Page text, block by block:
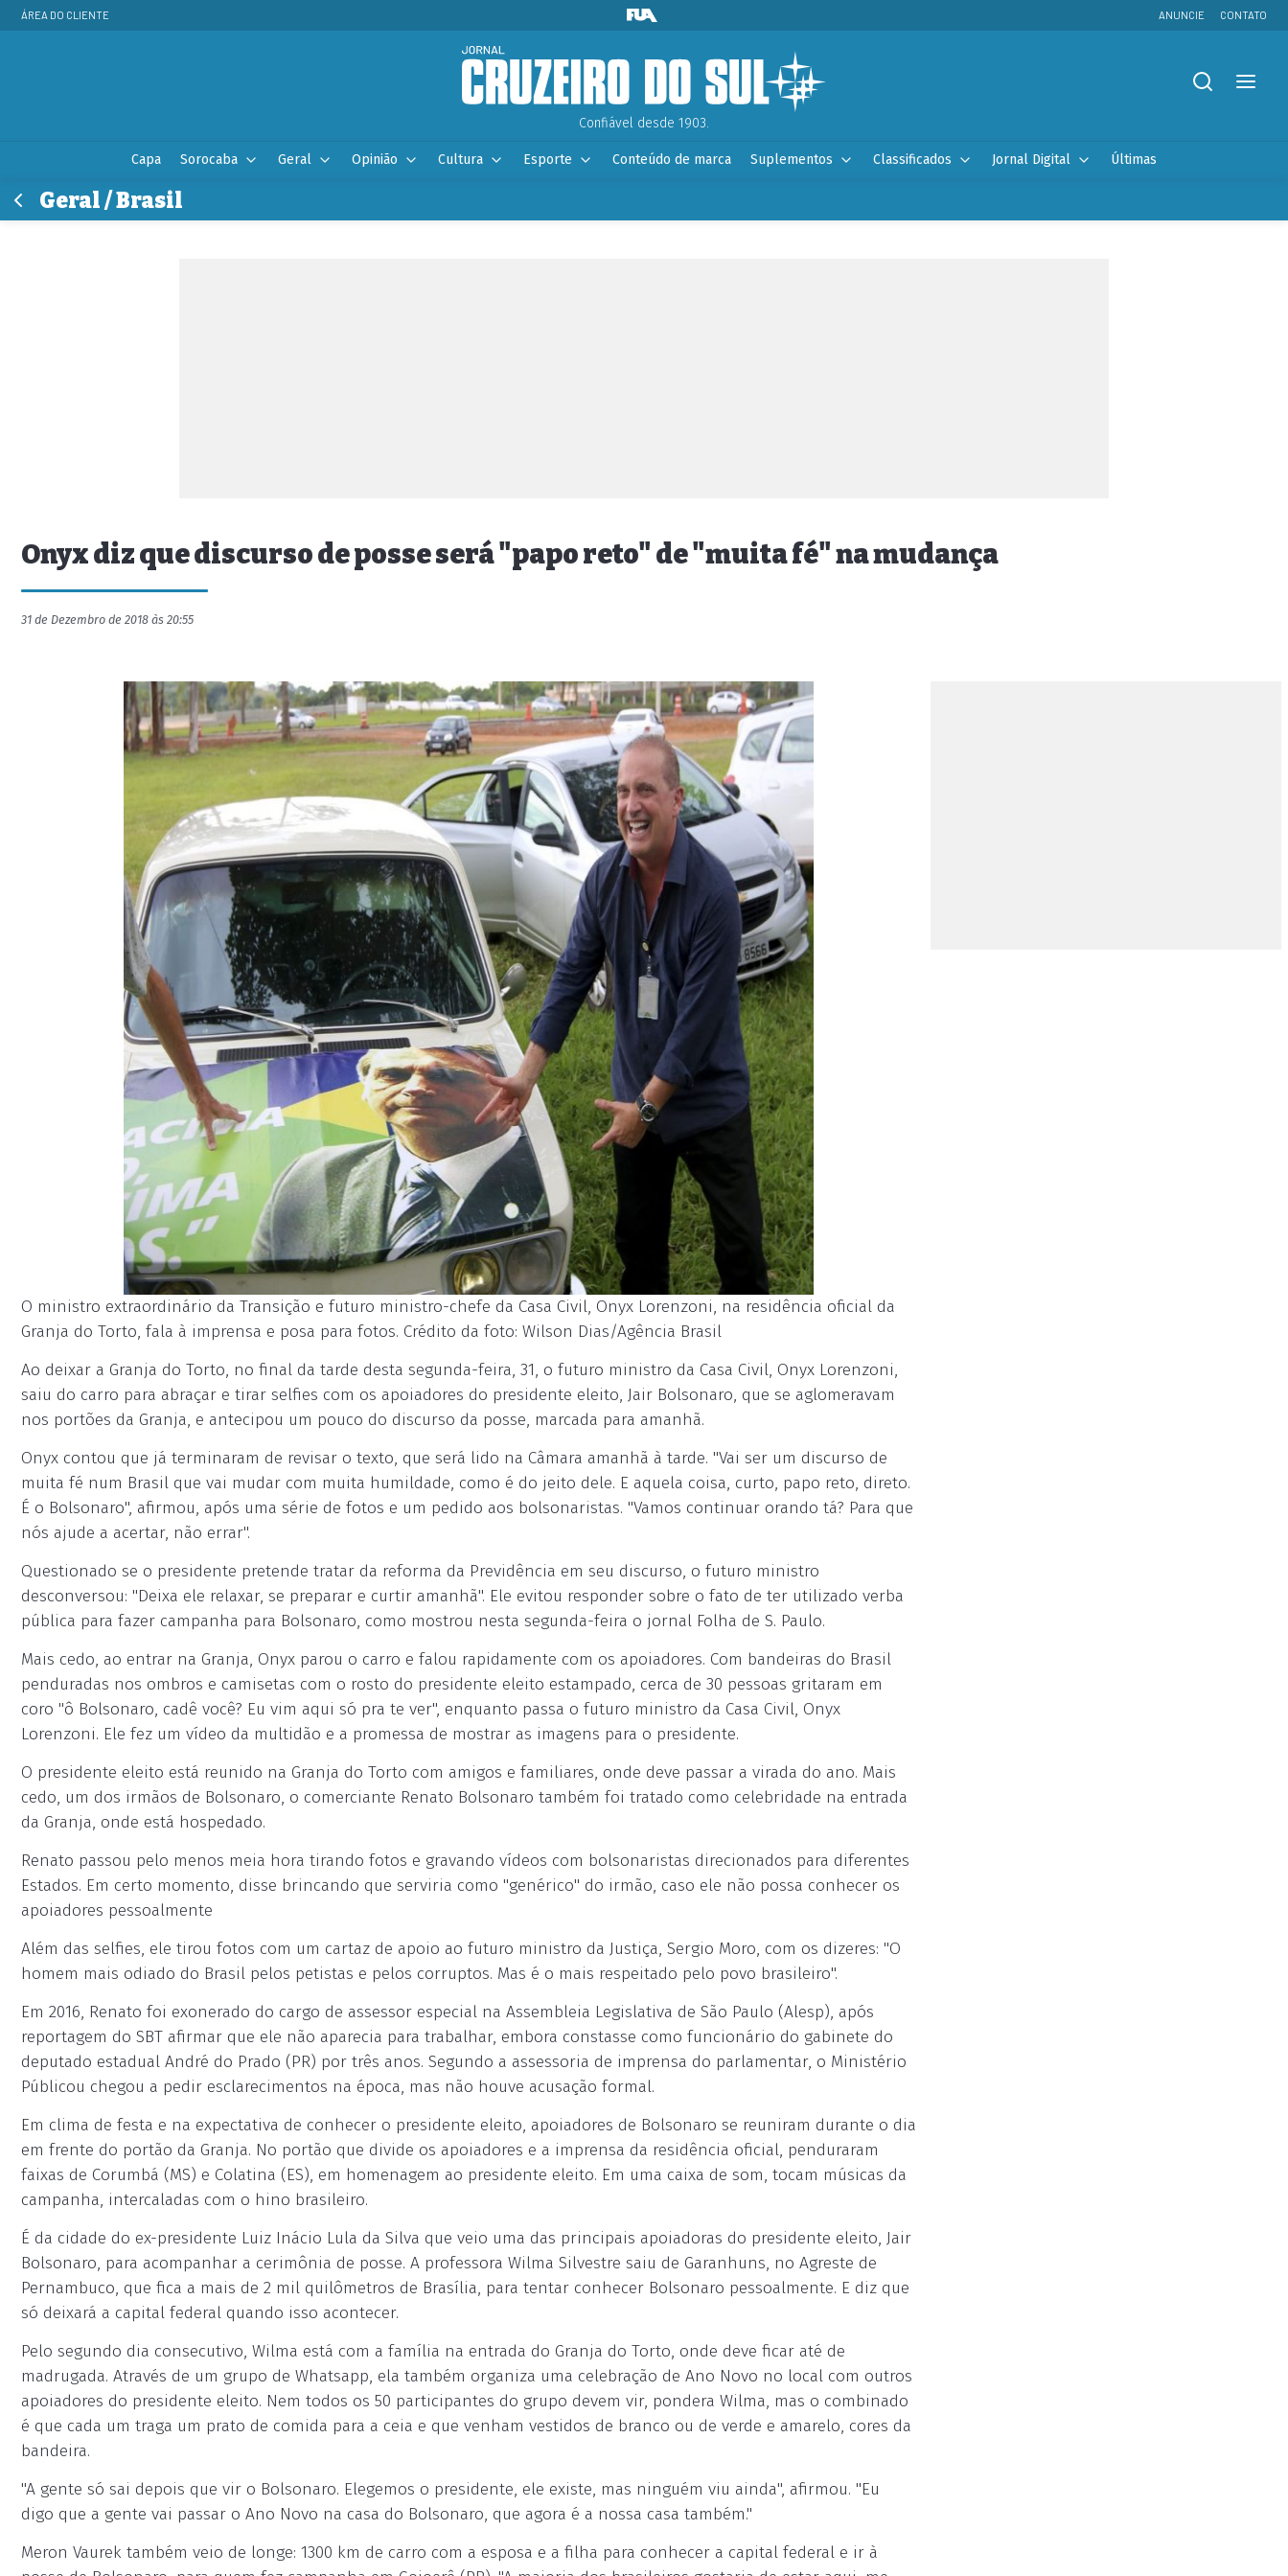
ÁREA DO CLIENTE ANUNCIE CONTATO
Confiável desde 1903.
Capa Sorocaba Geral Opinião Cultura Esporte Conteúdo de marca Suplementos Classificados Jornal Digital Últimas
Geral / Brasil
Onyx diz que discurso de posse será "papo reto" de "muita fé" na mudança
31 de Dezembro de 2018 às 20:55
O ministro extraordinário da Transição e futuro ministro-chefe da Casa Civil, Onyx Lorenzoni, na residência oficial da
Granja do Torto, fala à imprensa e posa para fotos. Crédito da foto: Wilson Dias/Agência Brasil
Ao deixar a Granja do Torto, no final da tarde desta segunda-feira, 31, o futuro ministro da Casa Civil, Onyx Lorenzoni,
saiu do carro para abraçar e tirar selfies com os apoiadores do presidente eleito, Jair Bolsonaro, que se aglomeravam
nos portões da Granja, e antecipou um pouco do discurso da posse, marcada para amanhã.
Onyx contou que já terminaram de revisar o texto, que será lido na Câmara amanhã à tarde. "Vai ser um discurso de
muita fé num Brasil que vai mudar com muita humildade, como é do jeito dele. E aquela coisa, curto, papo reto, direto.
É o Bolsonaro", afirmou, após uma série de fotos e um pedido aos bolsonaristas. "Vamos continuar orando tá? Para que
nós ajude a acertar, não errar".
Questionado se o presidente pretende tratar da reforma da Previdência em seu discurso, o futuro ministro
desconversou: "Deixa ele relaxar, se preparar e curtir amanhã". Ele evitou responder sobre o fato de ter utilizado verba
pública para fazer campanha para Bolsonaro, como mostrou nesta segunda-feira o jornal Folha de S. Paulo.
Mais cedo, ao entrar na Granja, Onyx parou o carro e falou rapidamente com os apoiadores. Com bandeiras do Brasil
penduradas nos ombros e camisetas com o rosto do presidente eleito estampado, cerca de 30 pessoas gritaram em
coro "ô Bolsonaro, cadê você? Eu vim aqui só pra te ver", enquanto passa o futuro ministro da Casa Civil, Onyx
Lorenzoni. Ele fez um vídeo da multidão e a promessa de mostrar as imagens para o presidente.
O presidente eleito está reunido na Granja do Torto com amigos e familiares, onde deve passar a virada do ano. Mais
cedo, um dos irmãos de Bolsonaro, o comerciante Renato Bolsonaro também foi tratado como celebridade na entrada
da Granja, onde está hospedado.
Renato passou pelo menos meia hora tirando fotos e gravando vídeos com bolsonaristas direcionados para diferentes
Estados. Em certo momento, disse brincando que serviria como "genérico" do irmão, caso ele não possa conhecer os
apoiadores pessoalmente
Além das selfies, ele tirou fotos com um cartaz de apoio ao futuro ministro da Justiça, Sergio Moro, com os dizeres: "O
homem mais odiado do Brasil pelos petistas e pelos corruptos. Mas é o mais respeitado pelo povo brasileiro".
Em 2016, Renato foi exonerado do cargo de assessor especial na Assembleia Legislativa de São Paulo (Alesp), após
reportagem do SBT afirmar que ele não aparecia para trabalhar, embora constasse como funcionário do gabinete do
deputado estadual André do Prado (PR) por três anos. Segundo a assessoria de imprensa do parlamentar, o Ministério
Públicou chegou a pedir esclarecimentos na época, mas não houve acusação formal.
Em clima de festa e na expectativa de conhecer o presidente eleito, apoiadores de Bolsonaro se reuniram durante o dia
em frente do portão da Granja. No portão que divide os apoiadores e a imprensa da residência oficial, penduraram
faixas de Corumbá (MS) e Colatina (ES), em homenagem ao presidente eleito. Em uma caixa de som, tocam músicas da
campanha, intercaladas com o hino brasileiro.
É da cidade do ex-presidente Luiz Inácio Lula da Silva que veio uma das principais apoiadoras do presidente eleito, Jair
Bolsonaro, para acompanhar a cerimônia de posse. A professora Wilma Silvestre saiu de Garanhuns, no Agreste de
Pernambuco, que fica a mais de 2 mil quilômetros de Brasília, para tentar conhecer Bolsonaro pessoalmente. E diz que
só deixará a capital federal quando isso acontecer.
Pelo segundo dia consecutivo, Wilma está com a família na entrada do Granja do Torto, onde deve ficar até de
madrugada. Através de um grupo de Whatsapp, ela também organiza uma celebração de Ano Novo no local com outros
apoiadores do presidente eleito. Nem todos os 50 participantes do grupo devem vir, pondera Wilma, mas o combinado
é que cada um traga um prato de comida para a ceia e que venham vestidos de branco ou de verde e amarelo, cores da
bandeira.
"A gente só sai depois que vir o Bolsonaro. Elegemos o presidente, ele existe, mas ninguém viu ainda", afirmou. "Eu
digo que a gente vai passar o Ano Novo na casa do Bolsonaro, que agora é a nossa casa também."
Meron Vaurek também veio de longe: 1300 km de carro com a esposa e a filha para conhecer a capital federal e ir à